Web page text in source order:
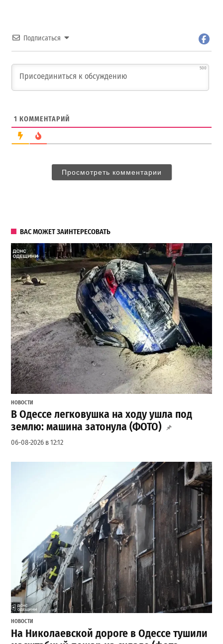
Подписаться
500
1 КОММЕНТАРИЙ
Просмотреть комментарии
ВАС МОЖЕТ ЗАИНТЕРЕСОВАТЬ
НОВОСТИ
В Одессе легковушка на ходу ушла под
землю: машина затонула (ФОТО)
06-08-2026 в 12:12
НОВОСТИ
На Николаевской дороге в Одессе тушили